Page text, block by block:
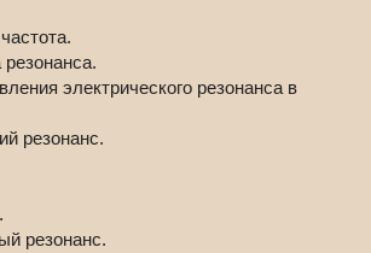
электрического резонанса в
резонанс.
резонанс.